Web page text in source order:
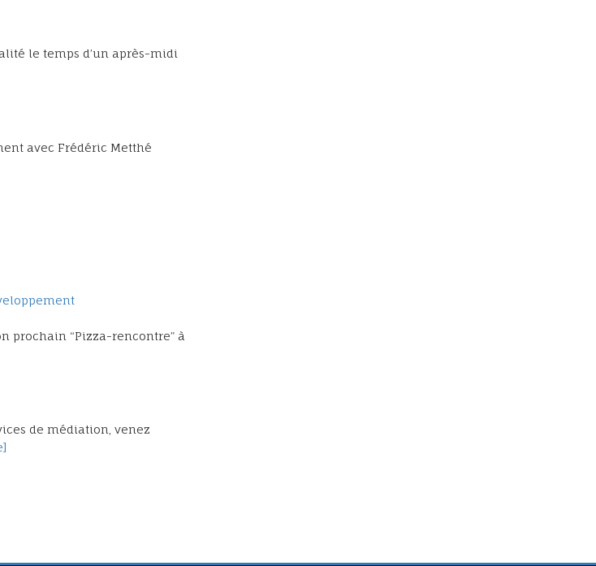
le temps d’un après-midi
avec Frédéric Metthé
prochain “Pizza-rencontre” à
de médiation, venez